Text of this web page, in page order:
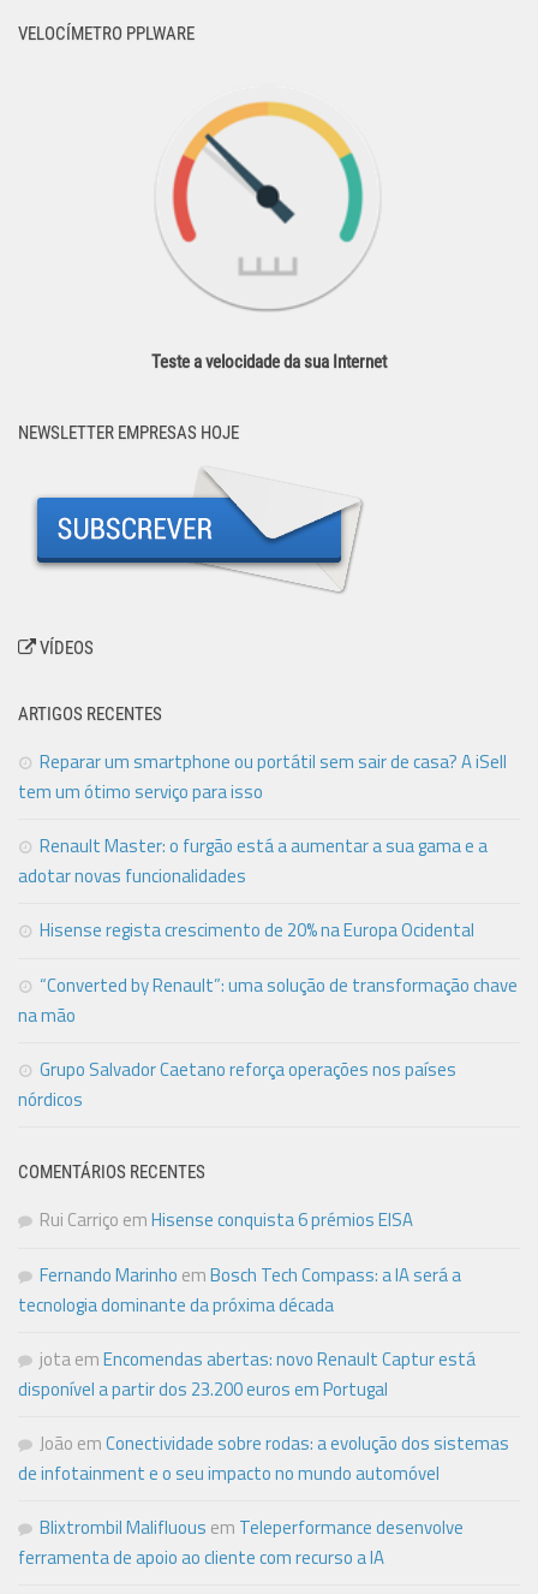
VELOCÍMETRO PPLWARE
Teste a velocidade da sua Internet
NEWSLETTER EMPRESAS HOJE
VÍDEOS
ARTIGOS RECENTES
Reparar um smartphone ou portátil sem sair de casa? A iSell
tem um ótimo serviço para isso
Renault Master: o furgão está a aumentar a sua gama e a
adotar novas funcionalidades
Hisense regista crescimento de 20% na Europa Ocidental
“Converted by Renault”: uma solução de transformação chave
na mão
Grupo Salvador Caetano reforça operações nos países
nórdicos
COMENTÁRIOS RECENTES
Rui Carriço emHisense conquista 6 prémios EISA
Fernando Marinho emBosch Tech Compass: a IA será a
tecnologia dominante da próxima década
jotaemEncomendas abertas: novo Renault Captur está
disponível a partir dos 23.200 euros em Portugal
João emConectividade sobre rodas: a evolução dos sistemas
de infotainment e o seu impacto no mundo automóvel
Blixtrombil Malifluous em Teleperformance desenvolve
ferramenta de apoio ao cliente com recurso a IA